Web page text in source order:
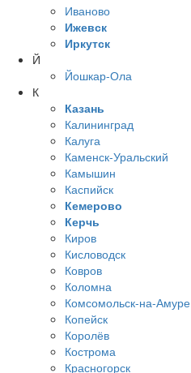
Иваново
Ижевск
Иркутск
Й
Йошкар-Ола
К
Казань
Калининград
Калуга
Каменск-Уральский
Камышин
Каспийск
Кемерово
Керчь
Киров
Кисловодск
Ковров
Коломна
Комсомольск-на-Амуре
Копейск
Королёв
Кострома
Красногорск